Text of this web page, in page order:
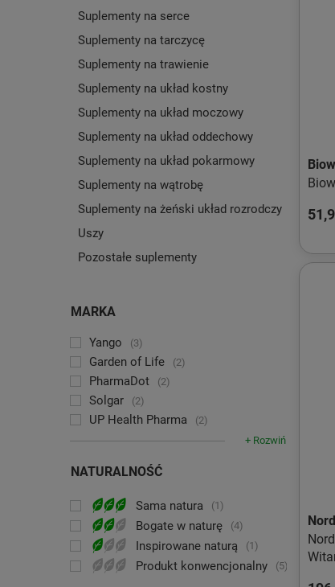
Suplementy na serce
Suplementy na tarczycę
Suplementy na trawienie
Suplementy na układ kostny
Suplementy na układ moczowy
Suplementy na układ oddechowy
Suplementy na układ pokarmowy
Suplementy na wątrobę
Suplementy na żeński układ rozrodczy
Uszy
Pozostałe suplementy
MARKA
Yango 3
Garden of Life 2
PharmaDot 2
Solgar 2
UP Health Pharma
2
+ Rozwiń
NATURALNOŚĆ
Sama natura 1
Bogate w naturę 4
Inspirowane naturą 1
Produkt konwencjonalny 5